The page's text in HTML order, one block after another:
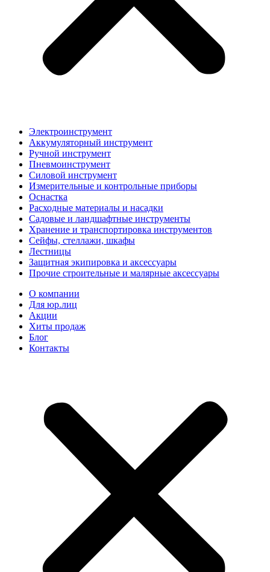
Электроинструмент
Аккумуляторный инструмент
Ручной инструмент
Пневмоинструмент
Силовой инструмент
Измерительные и контрольные приборы
Оснастка
Расходные материалы и насадки
Садовые и ландшафтные инструменты
Хранение и транспортировка инструментов
Сейфы, стеллажи, шкафы
Лестницы
Защитная экипировка и аксессуары
Прочие строительные и малярные аксессуары
О компании
Для юр.лиц
Акции
Хиты продаж
Блог
Контакты